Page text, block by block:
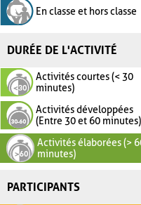
En classe et hors classe
DURÉE DE L'ACTIVITÉ
Activités courtes (< 30
minutes)
Activités développées
(Entre 30 et 60 minutes)
Activités élaborées (>
minutes)
PARTICIPANTS